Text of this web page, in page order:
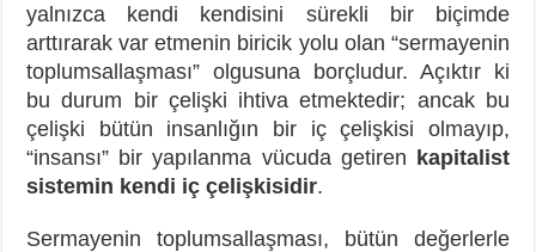
yalnızca kendi kendisini sürekli bir biçimde
arttırarak var etmenin biricik yolu olan “sermayenin
toplumsallaşması” olgusuna borçludur. Açıktır ki
bu durum bir çelişki ihtiva etmektedir; ancak bu
çelişki bütün insanlığın bir iç çelişkisi olmayıp,
“insansı” bir yapılanma vücuda getiren kapitalist
sistemin kendi iç çelişkisidir.
Sermayenin toplumsallaşması, bütün değerlerle